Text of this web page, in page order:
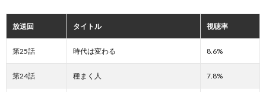
放送回 タイトル 視聴率
第25話 時代は変わる 8.6%
第24話 種まく人 7.8%